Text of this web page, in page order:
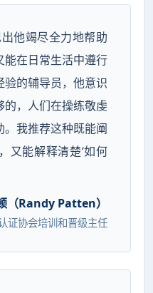
他竭尽全力地帮助
能在日常生活中遵行
的辅导员，他意识
，人们在操练敬虔
我推荐这种既能阐
又能解释清楚‘如何
Randy Patten）
证协会培训和晋级主任